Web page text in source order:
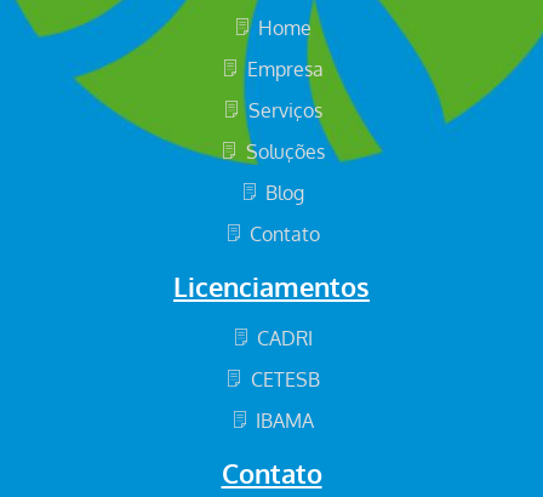
Home
Empresa
Serviços
Soluções
Blog
Contato
Licenciamentos
CADRI
CETESB
IBAMA
Contato